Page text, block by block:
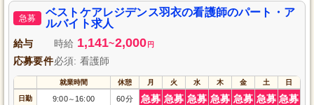
なシフト調整により仕事と私生活の両立を支援します。看護師として地域社
会に貢献しつつ、自分自身の成長も実感できる環境で一緒に働きましょう。
急募
ベストケアレジデンス羽衣の看護師のパート・ア
ルバイト求人
給与 時給 1,141~2,000 円
応募要件必須: 看護師
就業時間 休憩 月 火 水 木 金 土 日
日勤 9:00～ 16:00 60分 急募 急募 急募 急募 急募 急募 急募